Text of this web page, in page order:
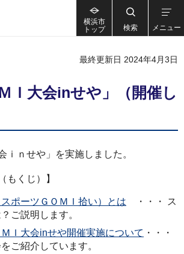
横浜市
トップ
検索 メニュー
最終更新日 2024年4月3日
Ｉ大会inせや」（開催し
ｉｎせや」を実施しました。
もくじ）】
ポーツＧＯＭＩ拾い）とは ・・・ ス
ご説明します。
Ｉ大会inせや開催実施について ・・・
ご紹介しています。